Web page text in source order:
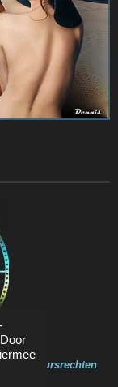
en Auteursrechten